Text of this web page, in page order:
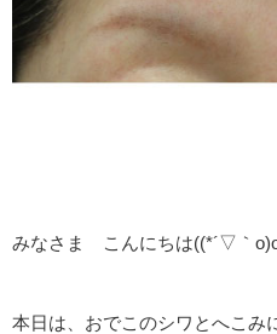
みなさま こんにちは((*´▽｀
本日は、おでこのシワとへこみ